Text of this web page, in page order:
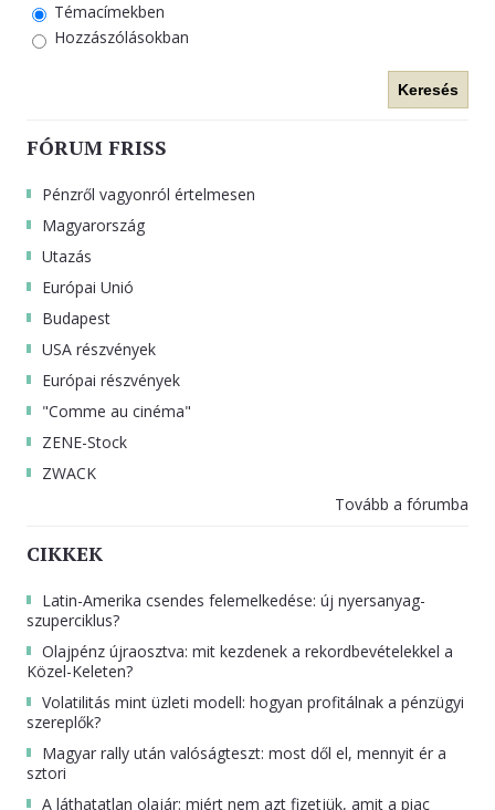
Témacímekben
Hozzászólásokban
Keresés
FÓRUM FRISS
Pénzről vagyonról értelmesen
Magyarország
Utazás
Európai Unió
Budapest
USA részvények
Európai részvények
"Comme au cinéma"
ZENE-Stock
ZWACK
Tovább a fórumba
CIKKEK
Latin-Amerika csendes felemelkedése: új nyersanyag-
szuperciklus?
Olajpénz újraosztva: mit kezdenek a rekordbevételekkel a
Közel-Keleten?
Volatilitás mint üzleti modell: hogyan profitálnak a pénzügyi
szereplők?
Magyar rally után valóságteszt: most dől el, mennyit ér a
sztori
A láthatatlan olajár: miért nem azt fizetjük, amit a piac